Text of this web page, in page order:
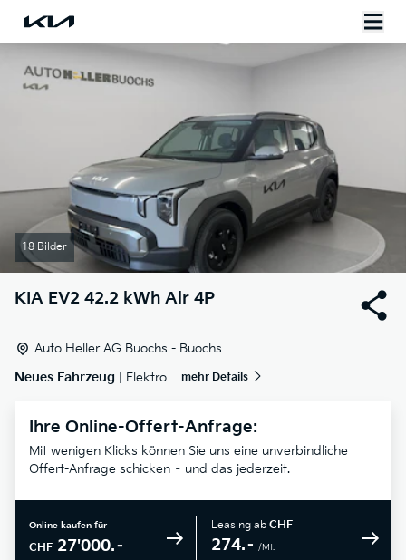
18 Bilder
KIA EV2 42.2 kWh Air 4P
Auto Heller AG Buochs - Buochs
Neues Fahrzeug | Elektro mehr Details
Ihre Online-Offert-Anfrage:
Mit wenigen Klicks können Sie uns eine unverbindliche
Offert-Anfrage schicken – und das jederzeit.
Online kaufen für
CHF 27'000.–
Leasing ab CHF
274.– /Mt.